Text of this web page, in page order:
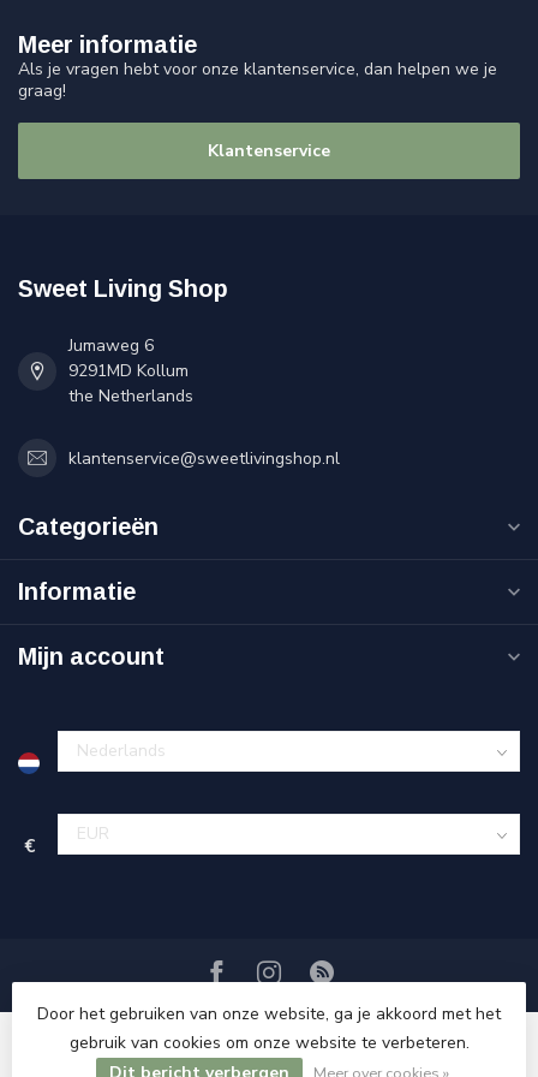
Meer informatie
Als je vragen hebt voor onze klantenservice, dan helpen we je
graag!
Klantenservice
Sweet Living Shop
Jumaweg 6
9291MD Kollum
the Netherlands
klantenservice@sweetlivingshop.nl
Categorieën
Informatie
Mijn account
€
© Copyright 2026 Sweet Living Shop
Door het gebruiken van onze website, ga je akkoord met het
gebruik van cookies om onze website te verbeteren.
Meer over cookies »